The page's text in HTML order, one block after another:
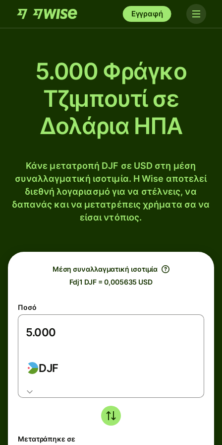
Εγγραφή
5.000 Φράγκο
Τζιμπουτί σε
Δολάρια ΗΠΑ
Κάνε μετατροπή DJF σε USD στη μέση
συναλλαγματική ισοτιμία. Η Wise αποτελεί
διεθνή λογαριασμό για να στέλνεις, να
δαπανάς και να μετατρέπεις χρήματα σα να
είσαι ντόπιος.
Μέση συναλλαγματική ισοτιμία
Fdj1 DJF = 0,005635 USD
Ποσό
DJF
Μετατράπηκε σε